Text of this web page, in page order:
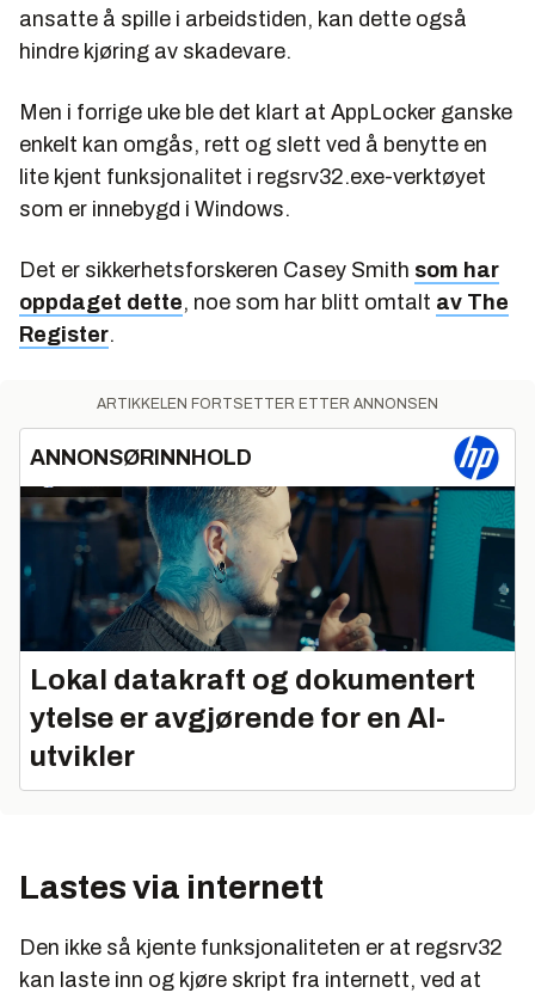
ansatte å spille i arbeidstiden, kan dette også
hindre kjøring av skadevare.
Men i forrige uke ble det klart at AppLocker ganske
enkelt kan omgås, rett og slett ved å benytte en
lite kjent funksjonalitet i regsrv32.exe-verktøyet
som er innebygd i Windows.
Det er sikkerhetsforskeren Casey Smith som har
oppdaget dette, noe som har blitt omtalt av The
Register.
ARTIKKELEN FORTSETTER ETTER ANNONSEN
ANNONSØRINNHOLD
Lokal datakraft og dokumentert
ytelse er avgjørende for en AI-
utvikler
Lastes via internett
Den ikke så kjente funksjonaliteten er at regsrv32
kan laste inn og kjøre skript fra internett, ved at